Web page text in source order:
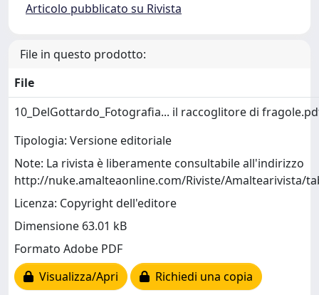
Articolo pubblicato su Rivista
File in questo prodotto:
File
10_DelGottardo_Fotografia... il raccoglitore di
Tipologia: Versione editoriale
Note: La rivista è liberamente consultabile all'indirizzo
http://nuke.amalteaonline.com/Riviste/Amaltearivista/
Licenza: Copyright dell'editore
Dimensione 63.01 kB
Formato Adobe PDF
Visualizza/Apri
Richiedi una copia